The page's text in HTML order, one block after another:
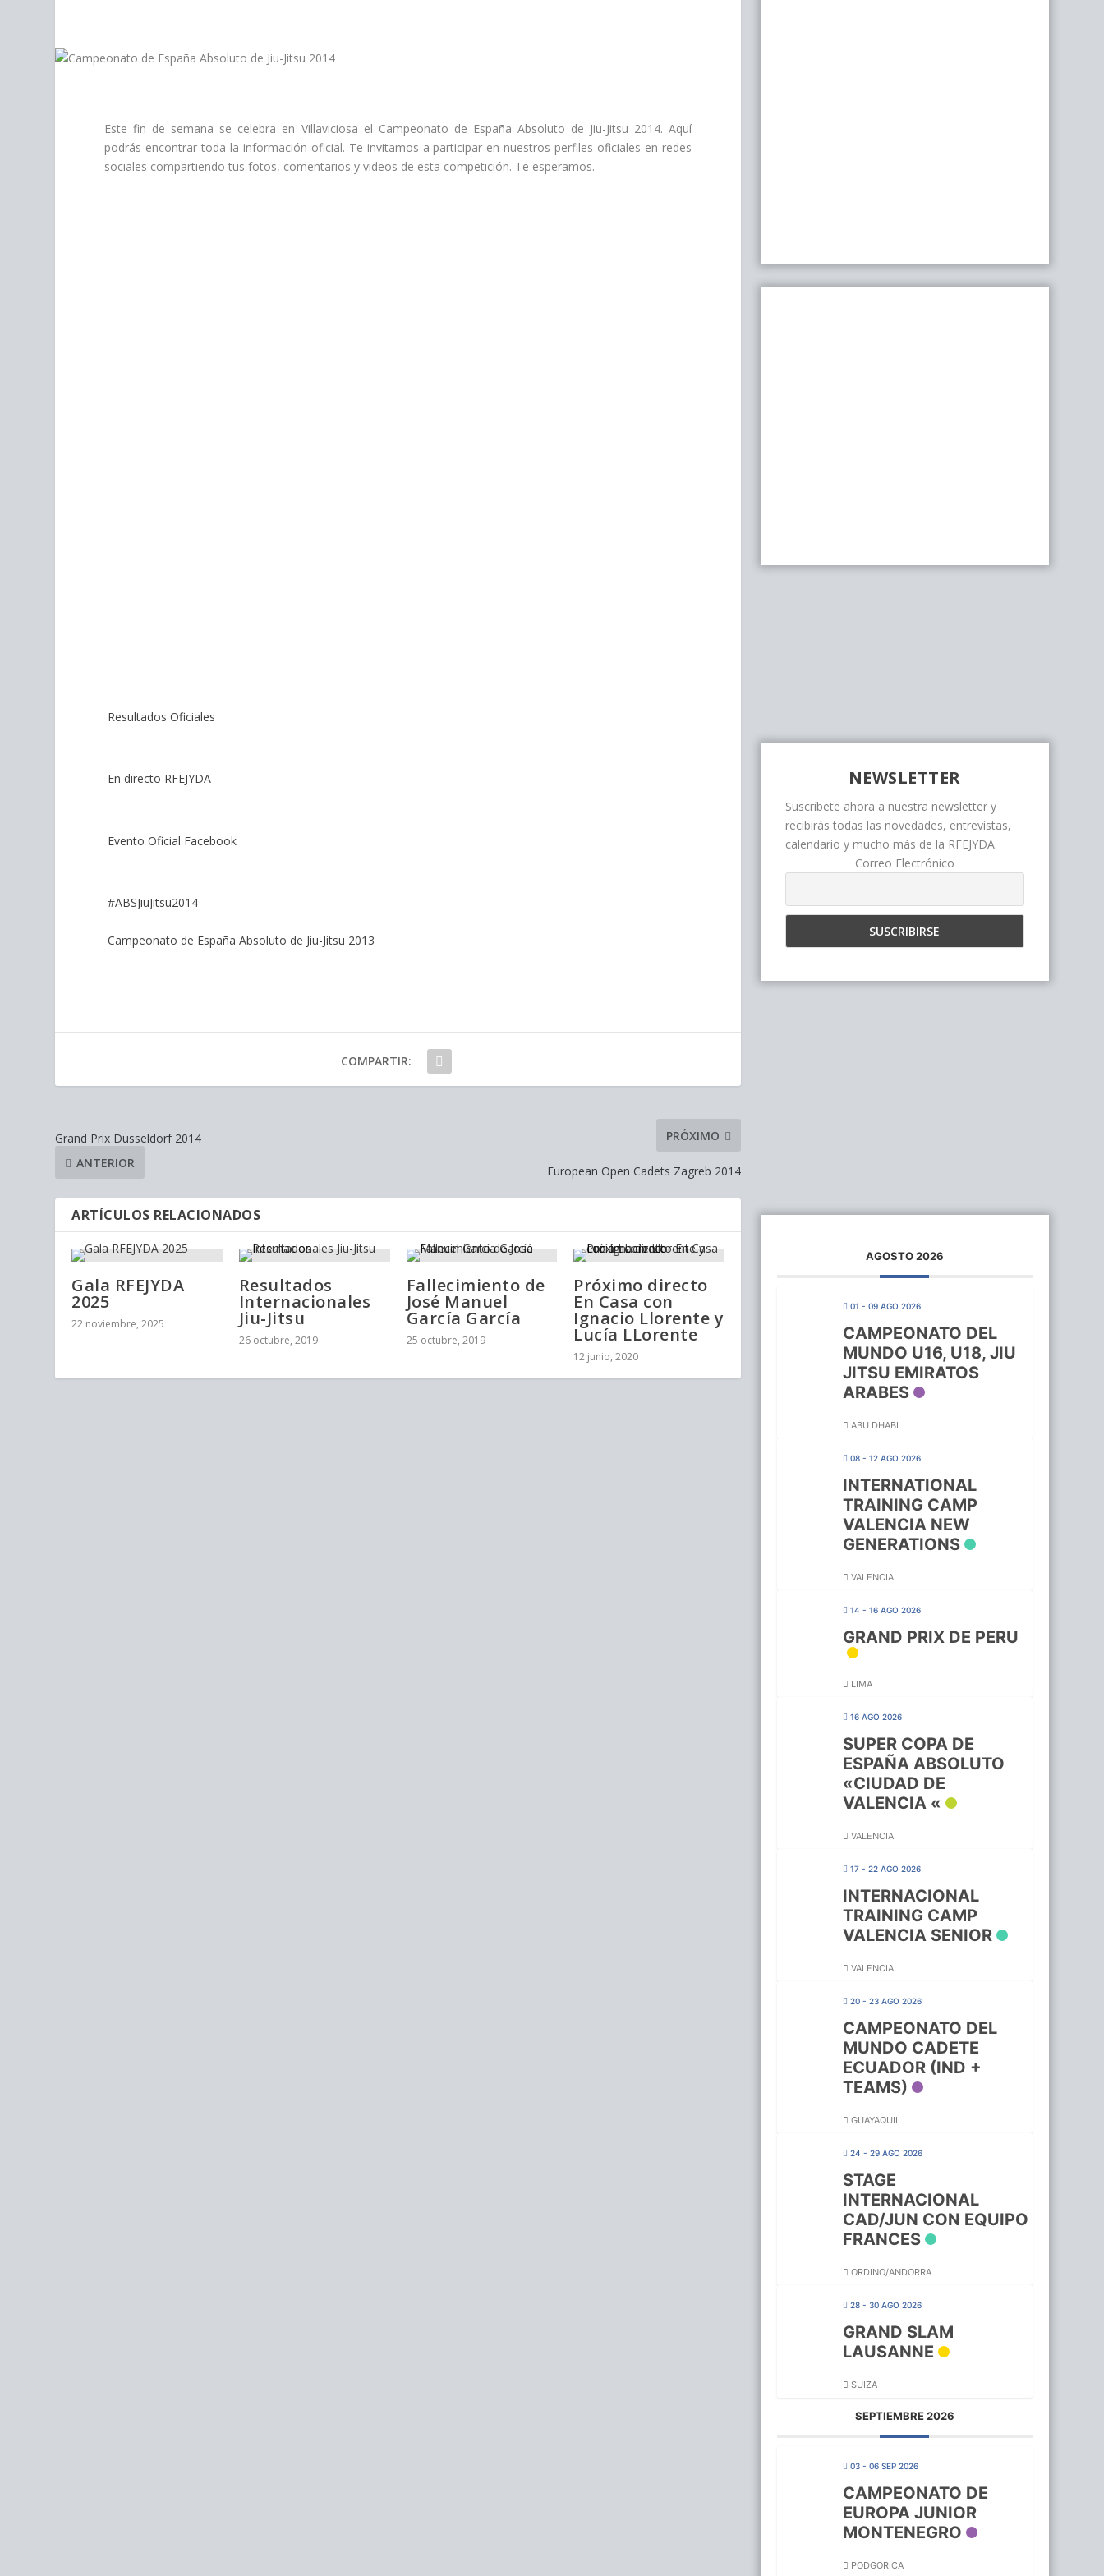
Este fin de semana se celebra en Villaviciosa el Campeonato de España Absoluto de Jiu-Jitsu 2014. Aquí
podrás encontrar toda la información oficial. Te invitamos a participar en nuestros perfiles oficiales en redes
sociales compartiendo tus fotos, comentarios y videos de esta competición. Te esperamos.
Resultados Oficiales
En directo RFEJYDA
Evento Oficial Facebook
#ABSJiuJitsu2014
Campeonato de España Absoluto de Jiu-Jitsu 2013
COMPARTIR:
Grand Prix Dusseldorf 2014
ANTERIOR
PRÓXIMO
European Open Cadets Zagreb 2014
ARTÍCULOS RELACIONADOS
Gala RFEJYDA
2025
22 noviembre, 2025
Resultados
Internacionales
Jiu-Jitsu
26 octubre, 2019
Fallecimiento de
José Manuel
García García
25 octubre, 2019
Próximo directo
En Casa con
Ignacio Llorente y
Lucía LLorente
12 junio, 2020
NEWSLETTER
Suscríbete ahora a nuestra newsletter y
recibirás todas las novedades, entrevistas,
calendario y mucho más de la RFEJYDA.
Correo Electrónico
AGOSTO 2026
01 - 09 AGO 2026
CAMPEONATO DEL
MUNDO U16, U18, JIU
JITSU EMIRATOS
ARABES
ABU DHABI
08 - 12 AGO 2026
INTERNATIONAL
TRAINING CAMP
VALENCIA NEW
GENERATIONS
VALENCIA
14 - 16 AGO 2026
GRAND PRIX DE PERU
LIMA
16 AGO 2026
SUPER COPA DE
ESPAÑA ABSOLUTO
«CIUDAD DE
VALENCIA «
VALENCIA
17 - 22 AGO 2026
INTERNACIONAL
TRAINING CAMP
VALENCIA SENIOR
VALENCIA
20 - 23 AGO 2026
CAMPEONATO DEL
MUNDO CADETE
ECUADOR (IND +
TEAMS)
GUAYAQUIL
24 - 29 AGO 2026
STAGE
INTERNACIONAL
CAD/JUN CON EQUIPO
FRANCES
ORDINO/ANDORRA
28 - 30 AGO 2026
GRAND SLAM
LAUSANNE
SUIZA
SEPTIEMBRE 2026
03 - 06 SEP 2026
CAMPEONATO DE
EUROPA JUNIOR
MONTENEGRO
PODGORICA